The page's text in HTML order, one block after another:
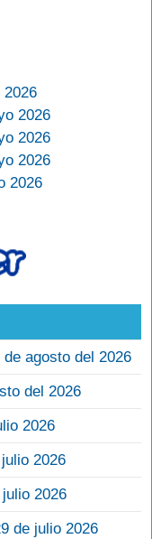
2026
2026
2026
2026
2026
agosto del 2026
del 2026
2026
2026
2026
de julio 2026